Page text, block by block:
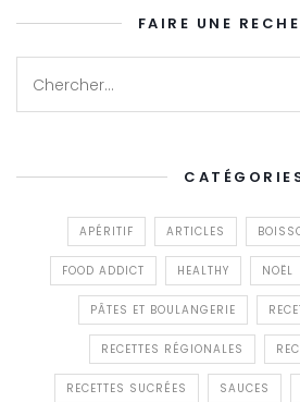
FAIRE UNE
APÉRITIF ARTICLES
FOOD ADDICT HEALTHY NOËL
PÂTES ET BOULANGERIE
RECETTES RÉGIONALES
RECETTES SUCRÉES SAUCES